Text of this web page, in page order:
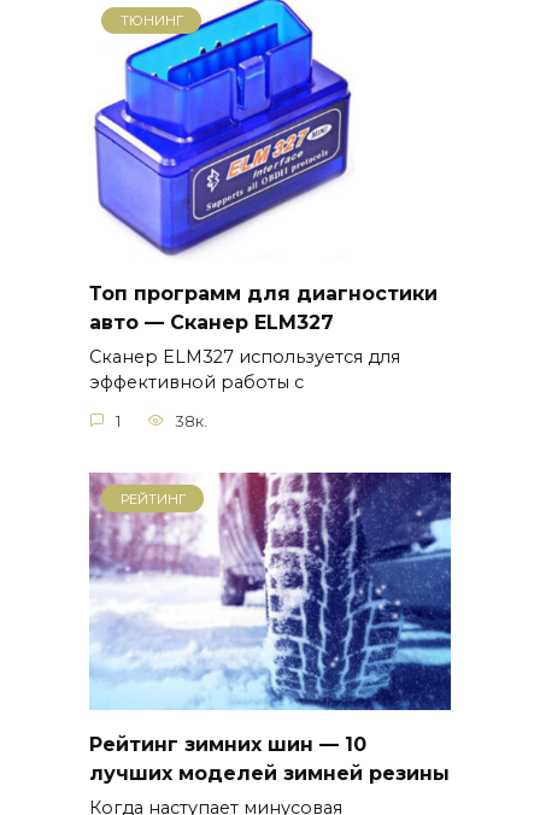
ТЮНИНГ
Топ программ для диагностики
авто — Сканер ELM327
Сканер ELM327 используется для
эффективной работы с
1 38к.
РЕЙТИНГ
Рейтинг зимних шин — 10
лучших моделей зимней резины
Когда наступает минусовая